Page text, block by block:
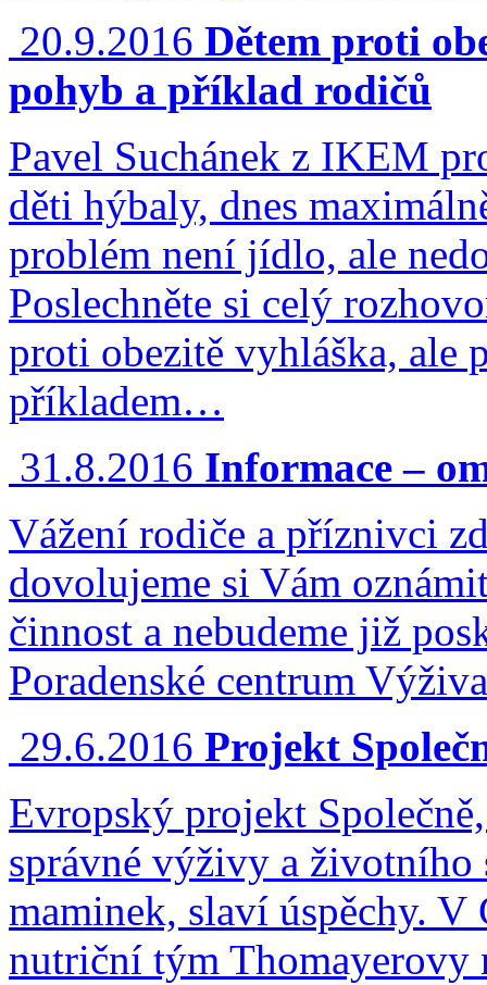
20.9.2016 Dětem proti
pohyb a příklad rodičů
Pavel Suchánek z IKEM
děti hýbaly, dnes
problém není jídlo, ale
Poslechněte si celý
proti obezitě vyhláška, ale
příkladem…
31.8.2016 Informace –
Vážení rodiče a příznivci
dovolujeme si Vám
činnost a nebudeme již
Poradenské centrum
29.6.2016 Projekt
Evropský projekt
správné výživy a
maminek, slaví úspěchy. V
nutriční tým Thomayerovy